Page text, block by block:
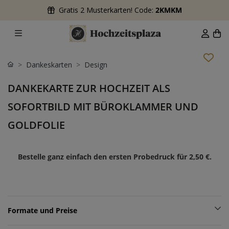
Gratis 2 Musterkarten! Code: 2KMKM
Dankeskarten Design
DANKEKARTE ZUR HOCHZEIT ALS
SOFORTBILD MIT BÜROKLAMMER UND
GOLDFOLIE
Bestelle ganz einfach den ersten Probedruck für 2,50 €.
Formate und Preise